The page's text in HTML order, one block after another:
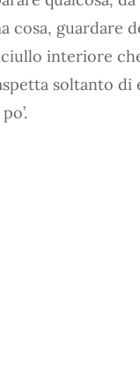
cosa, guardare
interiore
soltanto di